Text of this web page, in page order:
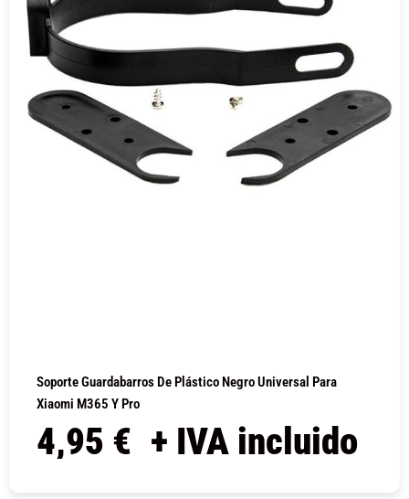
Soporte Guardabarros De Plástico Negro Universal Para
Xiaomi M365 Y Pro
4,95 € + IVA incluido